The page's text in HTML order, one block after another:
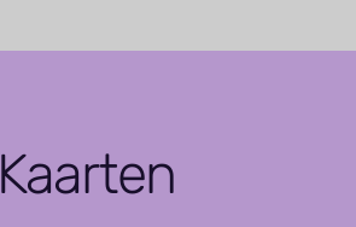
Kaarten